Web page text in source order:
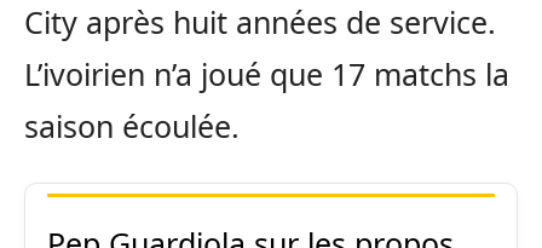
City après huit années de service.
L’ivoirien n’a joué que 17 matchs la
saison écoulée.